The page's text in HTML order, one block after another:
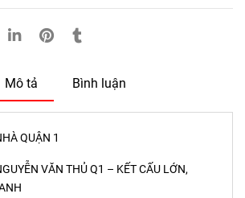
Mô tả Bình luận
QUẬN 1
VĂN THỦ Q1 – KẾT CẤU LỚN,